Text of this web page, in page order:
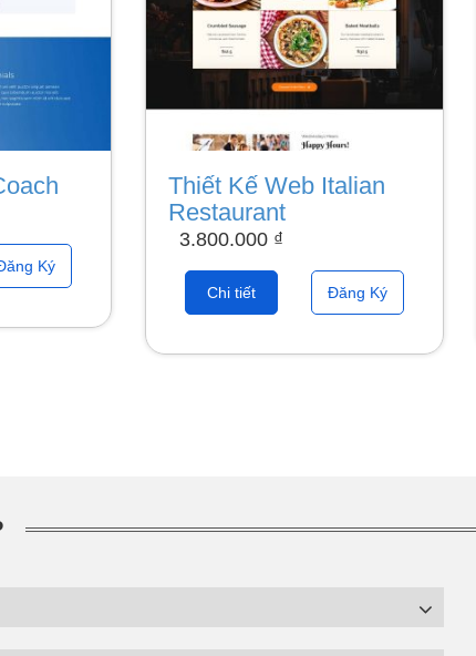
Ký
Thiết Kế Web Italian
Restaurant
3.800.000 ₫
Chi tiết Đăng Ký